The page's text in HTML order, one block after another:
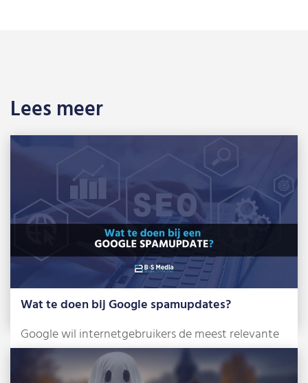
Lees meer
Wat te doen bij Google spamupdates?
Google wil internetgebruikers de meest relevante
en betrouwbare zoekresultaten tonen. Om dat te
bereiken, […]